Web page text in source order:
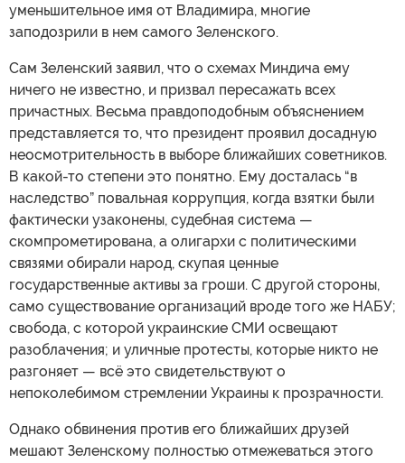
уменьшительное имя от Владимира, многие
заподозрили в нем самого Зеленского.
Сам Зеленский заявил, что о схемах Миндича ему
ничего не известно, и призвал пересажать всех
причастных. Весьма правдоподобным объяснением
представляется то, что президент проявил досадную
неосмотрительность в выборе ближайших советников.
В какой-то степени это понятно. Ему досталась “в
наследство” повальная коррупция, когда взятки были
фактически узаконены, судебная система —
скомпрометирована, а олигархи с политическими
связями обирали народ, скупая ценные
государственные активы за гроши. С другой стороны,
само существование организаций вроде того же НАБУ;
свобода, с которой украинские СМИ освещают
разоблачения; и уличные протесты, которые никто не
разгоняет — всё это свидетельствуют о
непоколебимом стремлении Украины к прозрачности.
Однако обвинения против его ближайших друзей
мешают Зеленскому полностью отмежеваться этого